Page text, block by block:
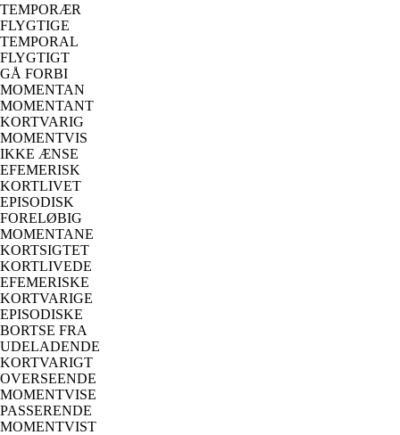
TEMPORÆR
FLYGTIGE
TEMPORAL
FLYGTIGT
GÅ FORBI
MOMENTAN
MOMENTANT
KORTVARIG
MOMENTVIS
IKKE ÆNSE
EFEMERISK
KORTLIVET
EPISODISK
FORELØBIG
MOMENTANE
KORTSIGTET
KORTLIVEDE
EFEMERISKE
KORTVARIGE
EPISODISKE
BORTSE FRA
UDELADENDE
KORTVARIGT
OVERSEENDE
MOMENTVISE
PASSERENDE
MOMENTVIST